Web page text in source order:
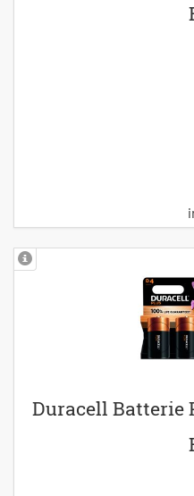
Duracell Batterie